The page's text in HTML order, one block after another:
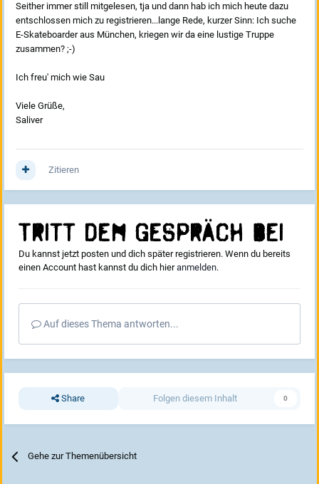
Seither immer still mitgelesen, tja und dann hab ich mich heute dazu
entschlossen mich zu registrieren...lange Rede, kurzer Sinn: Ich suche
E-Skateboarder aus München, kriegen wir da eine lustige Truppe
zusammen? ;-)
Ich freu' mich wie Sau
Viele Grüße,
Saliver
Zitieren
Tritt dem Gespräch bei
Du kannst jetzt posten und dich später registrieren. Wenn du bereits
einen Account hast kannst du dich hieranmelden.
Auf dieses Thema antworten...
Share Folgen diesem Inhalt 0
Gehe zur Themenübersicht